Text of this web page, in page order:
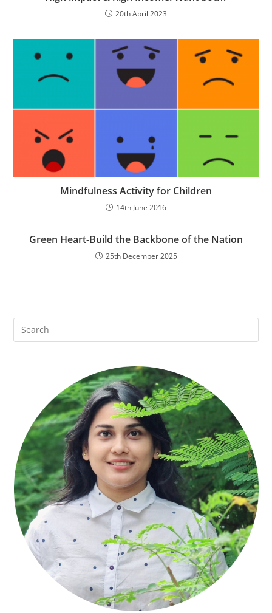
20th April 2023
Mindfulness Activity for Children
14th June 2016
Green Heart-Build the Backbone of the Nation
25th December 2025